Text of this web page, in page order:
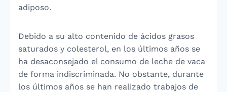
adiposo.
Debido a su alto contenido de ácidos grasos
saturados y colesterol, en los últimos años se
ha desaconsejado el consumo de leche de vaca
de forma indiscriminada. No obstante, durante
los últimos años se han realizado trabajos de